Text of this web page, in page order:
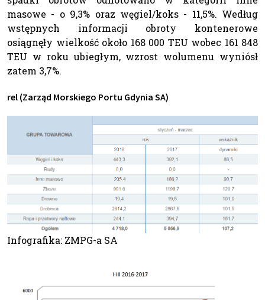
masowe - o 9,3% oraz węgiel/koks - 11,5%. Według
wstępnych informacji obroty kontenerowe
osiągnęły wielkość około 168 000 TEU wobec 161 848
TEU w roku ubiegłym, wzrost wolumenu wyniósł
zatem 3,7%.
rel (Zarząd Morskiego Portu Gdynia SA)
Infografika: ZMPG-a SA